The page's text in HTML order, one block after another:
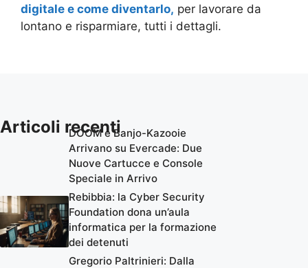
digitale e come diventarlo, per lavorare da
lontano e risparmiare, tutti i dettagli.
Articoli recentiDOOM e Banjo-Kazooie
Arrivano su Evercade: Due
Nuove Cartucce e Console
Speciale in Arrivo
Rebibbia: la Cyber Security
Foundation dona un’aula
informatica per la formazione
dei detenuti
Gregorio Paltrinieri: Dalla